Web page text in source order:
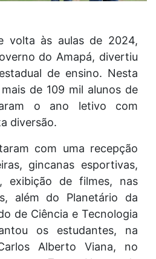
volta às aulas de 2024,
do Amapá, divertiu
de ensino. Nesta
de 109 mil alunos de
o ano letivo com
diversão.
com uma recepção
gincanas esportivas,
exibição de filmes, nas
além do Planetário da
de Ciência e Tecnologia
os estudantes, na
Alberto Viana, no